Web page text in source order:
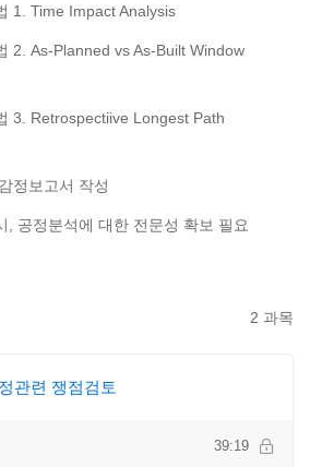
1. Time Impact Analysis
2. As-Planned vs As-Built Window
3. Retrospectiive Longest Path
정보고서 작성
, 공정분석에 대한 전문성 확보 필요
2 과목
관련 쟁점검토
39:19